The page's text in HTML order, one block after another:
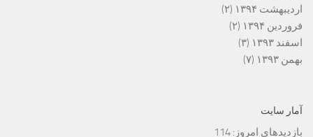
اردیبهشت ۱۳۹۴
(۲)
فروردین ۱۳۹۴
(۲)
اسفند ۱۳۹۳
(۳)
بهمن ۱۳۹۳
(۷)
آمار سایت
بازدیدهای امروز: 114